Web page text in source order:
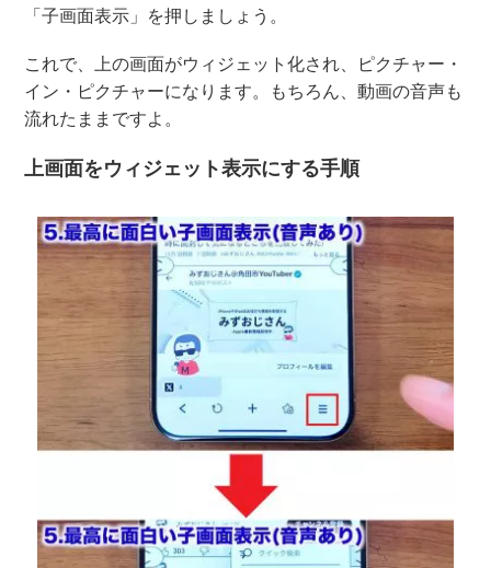
「子画面表示」を押しましょう。
これで、上の画面がウィジェット化され、ピクチャー・
イン・ピクチャーになります。もちろん、動画の音声も
流れたままですよ。
上画面をウィジェット表示にする手順